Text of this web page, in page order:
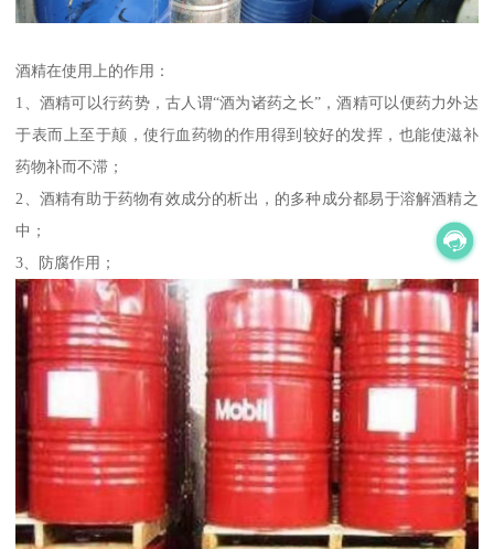
酒精在使用上的作用：
1、酒精可以行药势，古人谓“酒为诸药之长”，酒精可以便药力外达
于表而上至于颠，使行血药物的作用得到较好的发挥，也能使滋补
药物补而不滞；
2、酒精有助于药物有效成分的析出，的多种成分都易于溶解酒精之
中；
3、防腐作用；